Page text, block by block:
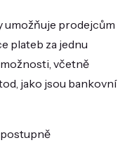
umožňuje prodejcům
plateb za jednu
včetně
jako jsou bankovní